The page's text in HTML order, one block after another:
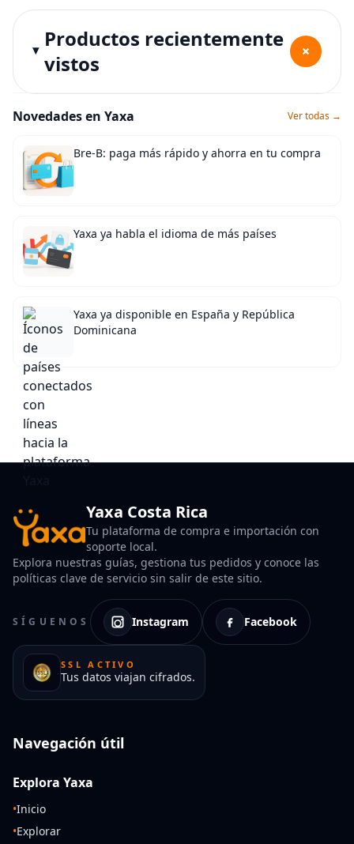
Productos recientemente
vistos
+
Novedades en Yaxa Ver todas →
Bre-B: paga más rápido y ahorra en tu compra
Yaxa ya habla el idioma de más países
Yaxa ya disponible en España y República
Dominicana
Yaxa Costa Rica
Tu plataforma de compra e importación con
soporte local.
Explora nuestras guías, gestiona tus pedidos y conoce las
políticas clave de servicio sin salir de este sitio.
SÍGUENOS Instagram Facebook
SSL ACTIVO
Tus datos viajan cifrados.
Navegación útil
Explora Yaxa
•Inicio
•Explorar